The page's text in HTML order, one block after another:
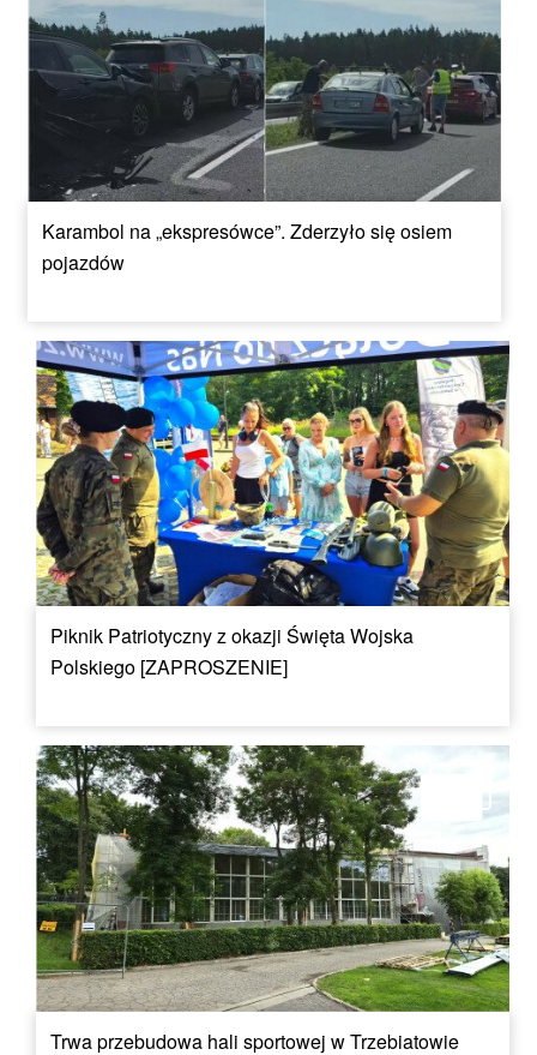
Karambol na „ekspresówce”. Zderzyło się osiem
pojazdów
Piknik Patriotyczny z okazji Święta Wojska
Polskiego [ZAPROSZENIE]
Trwa przebudowa hali sportowej w Trzebiatowie